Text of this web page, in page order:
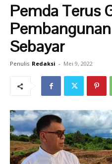
Pemda Terus
Sebayar
Penulis Redaksi - Mei 9, 2022